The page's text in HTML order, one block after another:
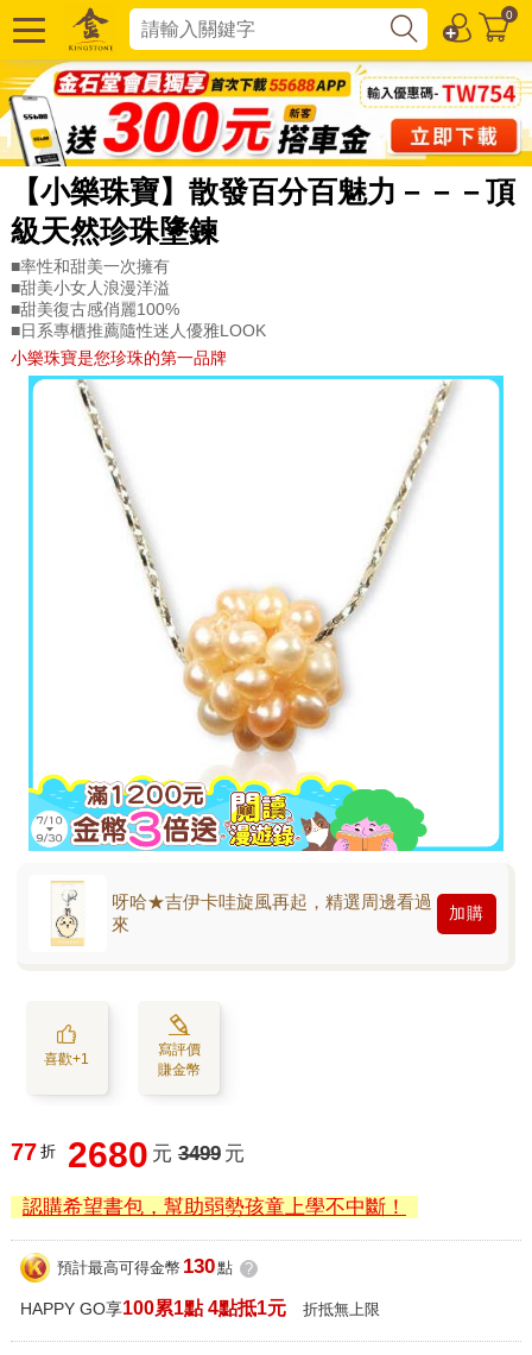
0
【小樂珠寶】散發百分百魅力－－－頂
級天然珍珠墬鍊
■率性和甜美一次擁有
■甜美小女人浪漫洋溢
■甜美復古感俏麗100%
■日系專櫃推薦隨性迷人優雅LOOK
小樂珠寶是您珍珠的第一品牌
呀哈★吉伊卡哇旋風再起，精選周邊看過
來
加購
喜歡+1
寫評價
賺金幣
77 折 2680 元 3499 元
認購希望書包，幫助弱勢孩童上學不中斷！
預計最高可得金幣 130點 ?
HAPPY GO享100累1點 4點抵1元 折抵無上限